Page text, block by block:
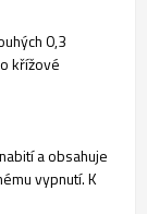
0,3
křížové
a obsahuje
vypnutí. K